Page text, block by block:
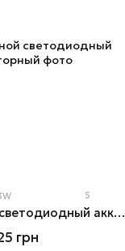
5
Фонарь складной светодиодный аккумуляторный
грн